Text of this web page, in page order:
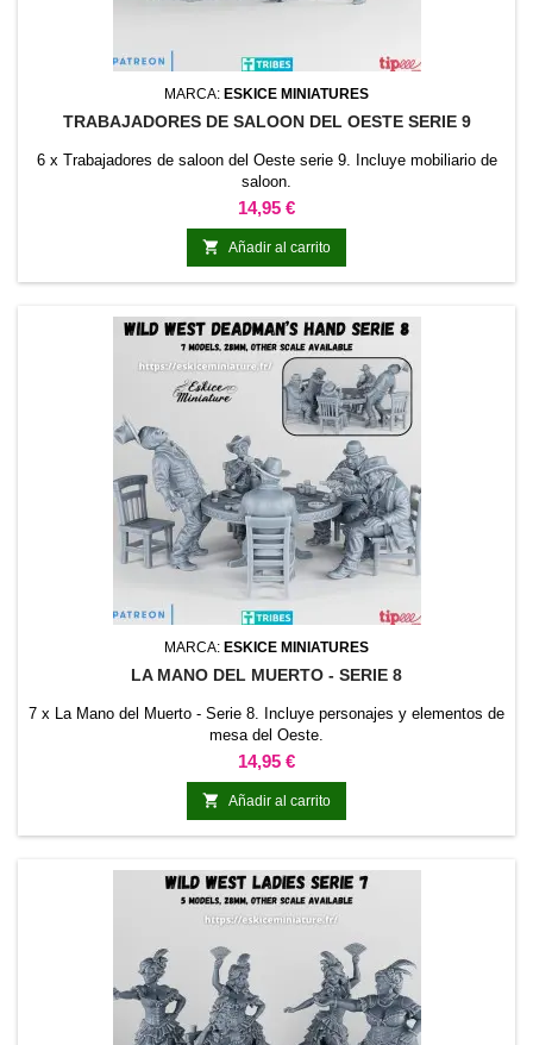
MARCA: ESKICE MINIATURES
TRABAJADORES DE SALOON DEL OESTE SERIE 9
6 x Trabajadores de saloon del Oeste serie 9. Incluye mobiliario de
saloon.
Precio
14,95 €
 Añadir al carrito
MARCA: ESKICE MINIATURES
LA MANO DEL MUERTO - SERIE 8
7 x La Mano del Muerto - Serie 8. Incluye personajes y elementos de
mesa del Oeste.
Precio
14,95 €
 Añadir al carrito